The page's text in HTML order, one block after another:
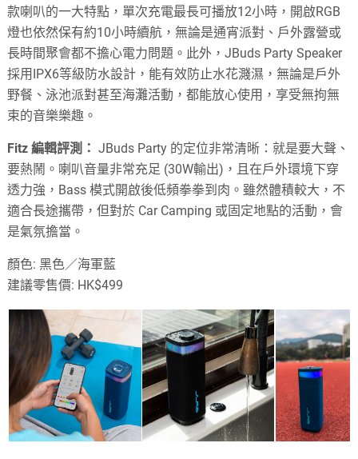
款喇叭的一大特點，單次充電最長可播放12小時，開啟RGB
燈也依然保有約10小時續航，無論是通宵派對、戶外露營或
長時間聚會都不擔心電力問題。此外，JBuds Party Speaker
採用IPX6等級防水設計，能有效防止水花濺濕，無論是戶外
野餐、泳池派對甚至海灘活動，都能放心使用，享受無拘無
束的音樂樂趣。
Fitz 編輯評測： JBuds Party 的定位非常清晰：就是要大聲、
要熱鬧。喇叭音量非常充足 (30W輸出)，且在戶外環境下穿
透力強，Bass 模式開啟後低頻拳拳到肉。雖然體積較大，不
適合長途攜帶，但對於 Car Camping 或固定地點的活動，會
是氣氛擔當。
顏色: 黑色／海軍藍
建議零售價: HK$499